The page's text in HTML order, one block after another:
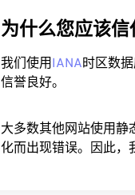
为什么您应该信
我们使用IANA时区数
信誉良好。
大多数其他网站使用静
化而出现错误。因此，